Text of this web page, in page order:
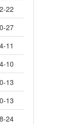
22
27
11
10
13
13
24